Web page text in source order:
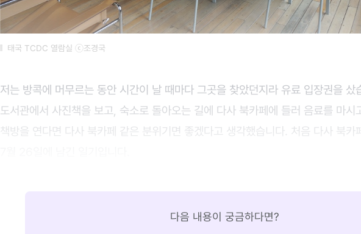
태국 TCDC 열람실 ⓒ조경국
저는 방콕에 머무르는 동안 시간이 날 때마다 그곳을 찾았던지라 유료 입장권을 샀
도서관에서 사진책을 보고, 숙소로 돌아오는 길에 다사 북카페에 들러 음료를 마시
책방을 연다면 다사 북카페 같은 분위기면 좋겠다고 생각했습니다. 처음 다사 북
다음 내용이 궁금하다면?